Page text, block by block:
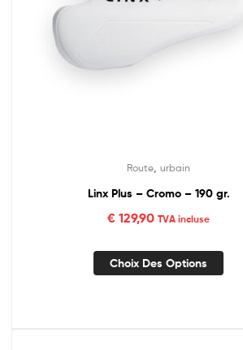
Route urbain
Linx Plus – Cromo – 190 gr.
€ 129,90 TVA incluse
Choix Des Options